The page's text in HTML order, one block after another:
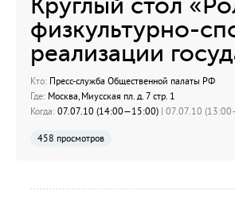
физкультурно-
реализации
Кто: Пресс-служба Общественной палаты РФ
Где: Москва, Миусская пл. д. 7 стр. 1
Когда: 07.07.10 (14:00—15:00) | 07.07.10
458 просмотров